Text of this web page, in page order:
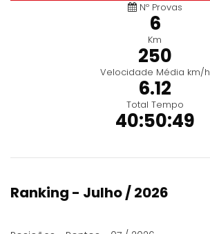
Nº Provas
6
Km
250
Velocidade Média km/h
6.12
Total Tempo
40:50:49
Ranking - Julho / 2026